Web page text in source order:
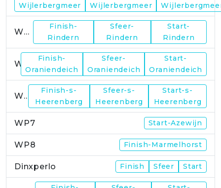
Wijlerbergmeer
Wijlerbergmeer
WP4
Finish-
Rindern
Sfeer-
Rindern
Start-
Rindern
Finish-
Oraniendeich
Sfeer-
Oraniendeich
Start-
Oraniendeich
WP6
Finish-s-
Heerenberg
Sfeer-s-
Heerenberg
Start-s-
Heerenberg
WP7 Start-Azewijn
WP8 Finish-Marmelhorst
Dinxperlo Finish Sfeer Start